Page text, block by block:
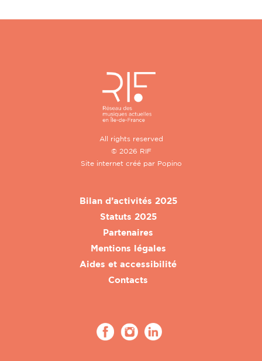
All rights reserved
© 2026 RIF
Site internet créé par Popino
Bilan d’activités 2025
Statuts 2025
Partenaires
Mentions légales
Aides et accessibilité
Contacts